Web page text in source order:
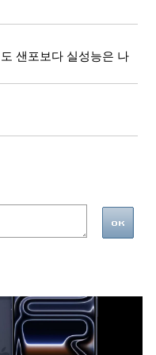
샌포보다 실성능은 나